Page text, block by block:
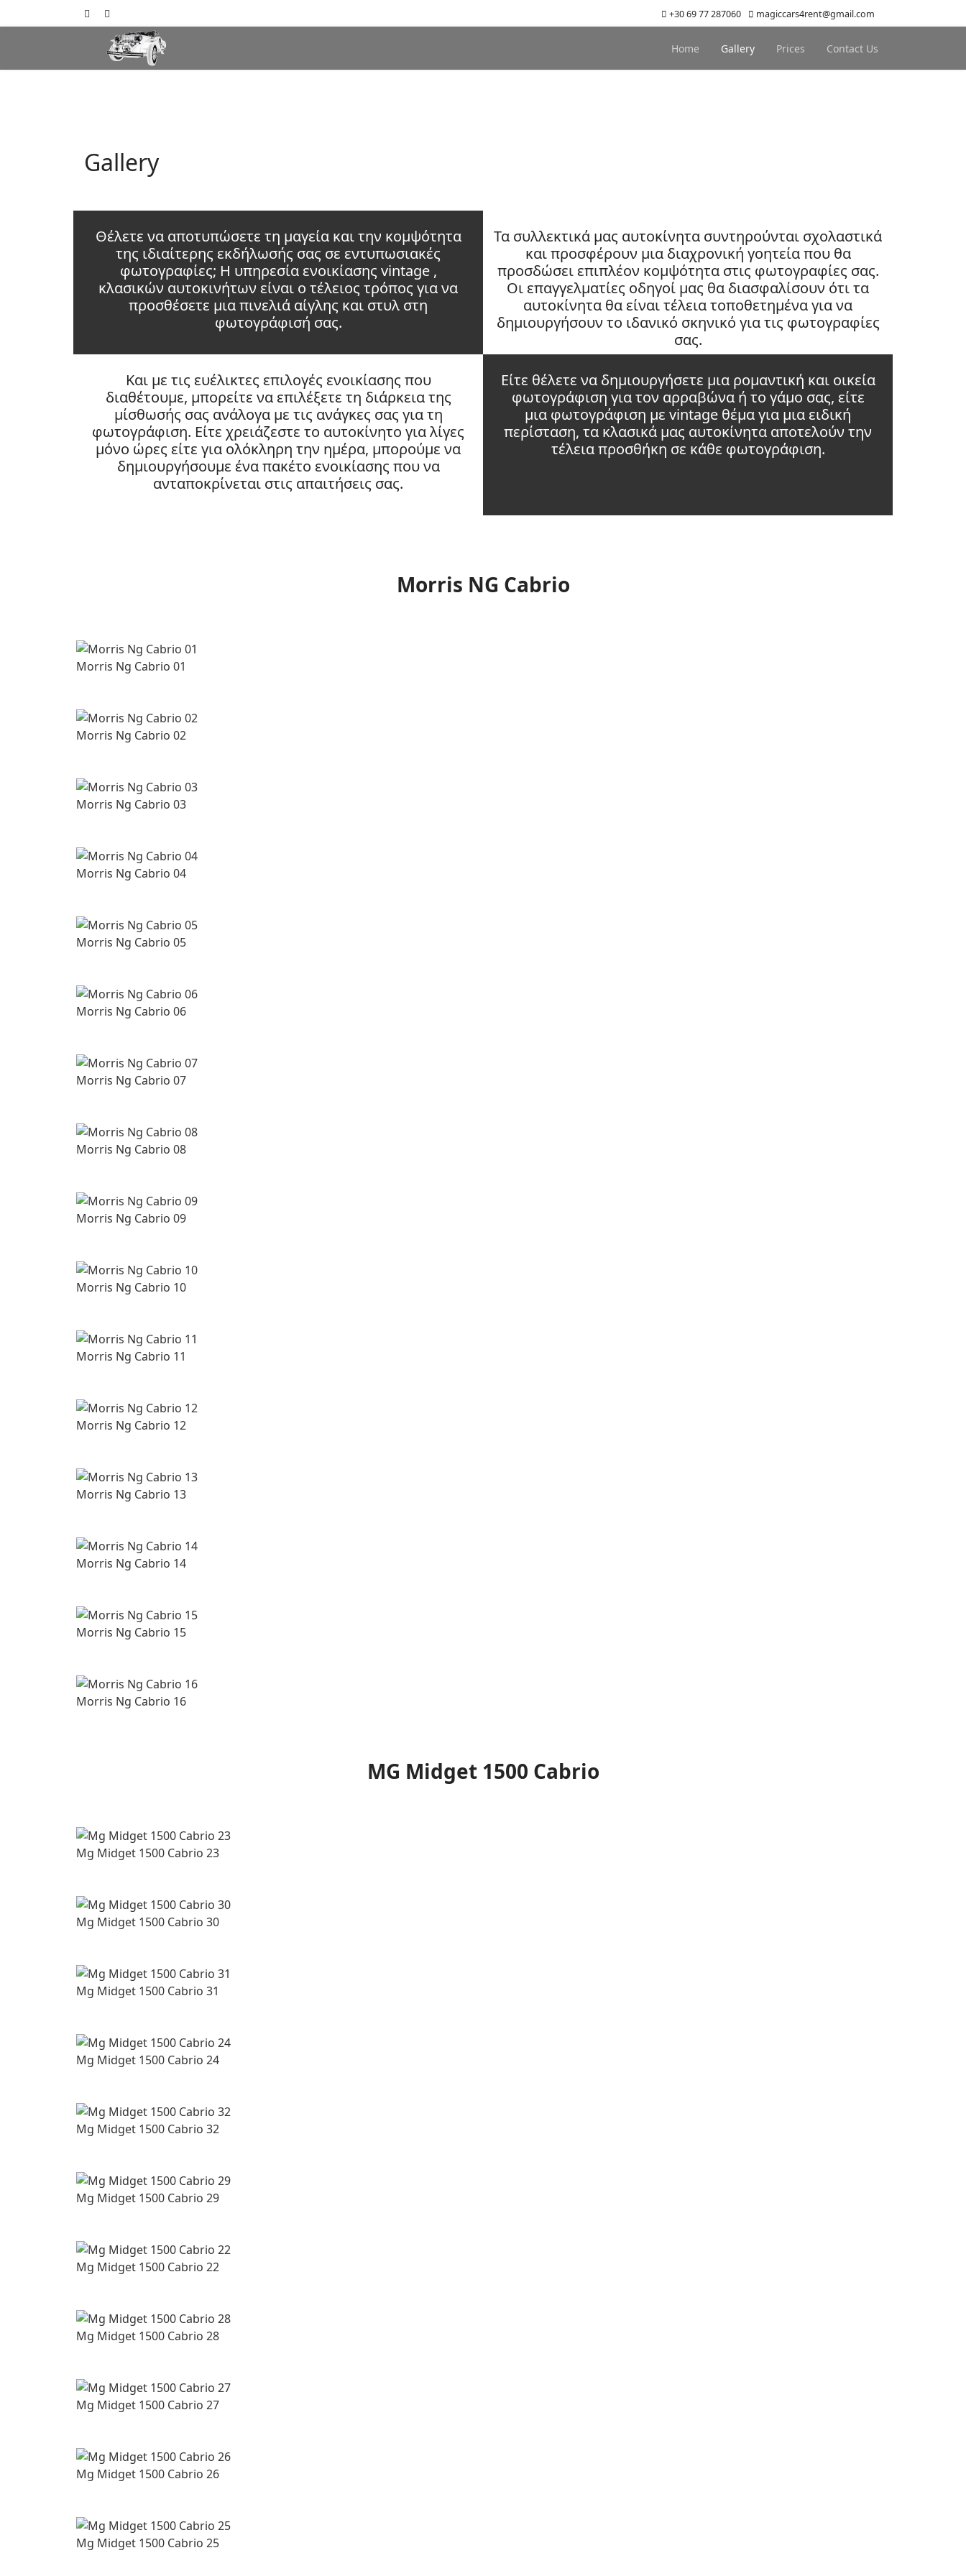
+30 69 77 287060 magiccars4rent@gmail.com
Home Gallery Prices Contact Us
Gallery
Θέλετε να αποτυπώσετε τη μαγεία και την κομψότητα
της ιδιαίτερης εκδήλωσής σας σε εντυπωσιακές
φωτογραφίες; Η υπηρεσία ενοικίασης vintage ,
κλασικών αυτοκινήτων είναι ο τέλειος τρόπος για να
προσθέσετε μια πινελιά αίγλης και στυλ στη
φωτογράφισή σας.
Τα συλλεκτικά μας αυτοκίνητα συντηρούνται σχολαστικά
και προσφέρουν μια διαχρονική γοητεία που θα
προσδώσει επιπλέον κομψότητα στις φωτογραφίες σας.
Οι επαγγελματίες οδηγοί μας θα διασφαλίσουν ότι τα
αυτοκίνητα θα είναι τέλεια τοποθετημένα για να
δημιουργήσουν το ιδανικό σκηνικό για τις φωτογραφίες
σας.
Και με τις ευέλικτες επιλογές ενοικίασης που
διαθέτουμε, μπορείτε να επιλέξετε τη διάρκεια της
μίσθωσής σας ανάλογα με τις ανάγκες σας για τη
φωτογράφιση. Είτε χρειάζεστε το αυτοκίνητο για λίγες
μόνο ώρες είτε για ολόκληρη την ημέρα, μπορούμε να
δημιουργήσουμε ένα πακέτο ενοικίασης που να
ανταποκρίνεται στις απαιτήσεις σας.
Είτε θέλετε να δημιουργήσετε μια ρομαντική και οικεία
φωτογράφιση για τον αρραβώνα ή το γάμο σας, είτε
μια φωτογράφιση με vintage θέμα για μια ειδική
περίσταση, τα κλασικά μας αυτοκίνητα αποτελούν την
τέλεια προσθήκη σε κάθε φωτογράφιση.
Morris NG Cabrio
Morris Ng Cabrio 01
Morris Ng Cabrio 02
Morris Ng Cabrio 03
Morris Ng Cabrio 04
Morris Ng Cabrio 05
Morris Ng Cabrio 06
Morris Ng Cabrio 07
Morris Ng Cabrio 08
Morris Ng Cabrio 09
Morris Ng Cabrio 10
Morris Ng Cabrio 11
Morris Ng Cabrio 12
Morris Ng Cabrio 13
Morris Ng Cabrio 14
Morris Ng Cabrio 15
Morris Ng Cabrio 16
MG Midget 1500 Cabrio
Mg Midget 1500 Cabrio 23
Mg Midget 1500 Cabrio 30
Mg Midget 1500 Cabrio 31
Mg Midget 1500 Cabrio 24
Mg Midget 1500 Cabrio 32
Mg Midget 1500 Cabrio 29
Mg Midget 1500 Cabrio 22
Mg Midget 1500 Cabrio 28
Mg Midget 1500 Cabrio 27
Mg Midget 1500 Cabrio 26
Mg Midget 1500 Cabrio 25